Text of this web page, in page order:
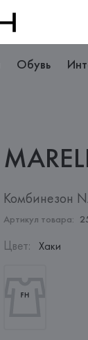
Обувь
Комбинезон
Артикул товара:
Цвет: Хаки